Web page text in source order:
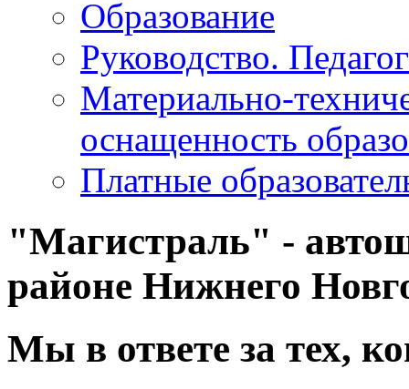
Образование
Руководство.
Материально-
оснащенность
Платные
"Магистраль" -
районе Нижнего
Мы в ответе за тех,